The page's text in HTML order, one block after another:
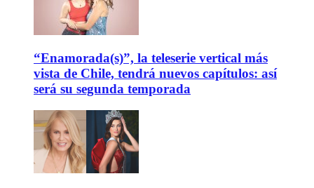
“Enamorada(s)”, la teleserie vertical más
vista de Chile, tendrá nuevos capítulos: así
será su segunda temporada